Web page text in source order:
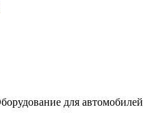
для автомобилей